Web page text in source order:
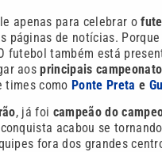
apenas para celebrar o
páginas de notícias.
também está
aosprincipais
times como Ponte Preta e
, já foi campeão do
acabou se
fora dos grandes